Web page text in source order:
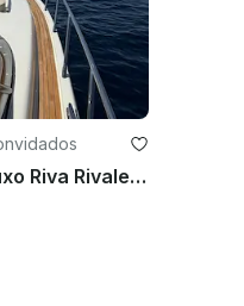
Charter privado - Iate de luxo Riva Rivale 52 em Capri